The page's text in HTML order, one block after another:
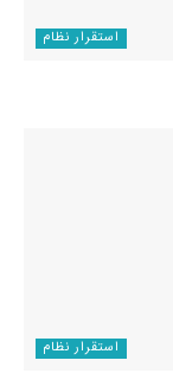
استقرار نظام
استقرار نظام